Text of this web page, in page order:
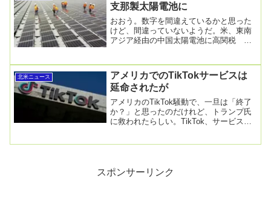
支那製太陽電池に
おおう。数字を間違えているかと思った
けど、間違っていないようだ。米、東南
アジア経由の中国太陽電池に高関税 最
北米ニュース
アメリカでのTikTokサービスは
延命されたが
アメリカのTikTok騒動で、一旦は「終了
か？」と思ったのだけれど、トランプ氏
に救われたらしい。TikTok、サービス再
スポンサーリンク